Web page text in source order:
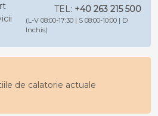
TEL: +40 263 215 500
(L-V 08:00-17:30 | S 08:00-10:00 | D
Inchis)
de calatorie actuale